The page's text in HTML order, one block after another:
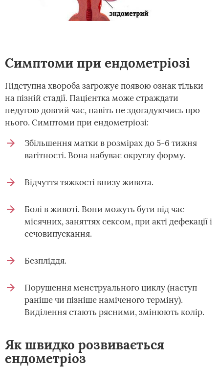
Симптоми при ендометріозі
Підступна хвороба загрожує появою ознак тільки
на пізній стадії. Пацієнтка може страждати
недугою довгий час, навіть не здогадуючись про
нього. Симптоми при ендометріозі:
Збільшення матки в розмірах до 5-6 тижня
вагітності. Вона набуває округлу форму.
Відчуття тяжкості внизу живота.
Болі в животі. Вони можуть бути під час
місячних, заняттях сексом, при акті дефекації і
сечовипускання.
Безпліддя.
Порушення менструального циклу (наступ
раніше чи пізніше наміченого терміну).
Виділення стають рясними, змінюють колір.
Як швидко розвивається
ендометріоз